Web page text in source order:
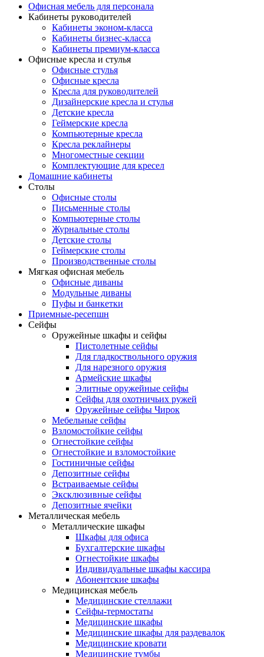
Офисная мебель для персонала
Кабинеты руководителей
Кабинеты эконом-класса
Кабинеты бизнес-класса
Кабинеты премиум-класса
Офисные кресла и стулья
Офисные стулья
Офисные кресла
Кресла для руководителей
Дизайнерские кресла и стулья
Детские кресла
Геймерские кресла
Компьютерные кресла
Кресла реклайнеры
Многоместные секции
Комплектующие для кресел
Домашние кабинеты
Столы
Офисные столы
Письменные столы
Компьютерные столы
Журнальные столы
Детские столы
Геймерские столы
Производственные столы
Мягкая офисная мебель
Офисные диваны
Модульные диваны
Пуфы и банкетки
Приемные-ресепшн
Сейфы
Оружейные шкафы и сейфы
Пистолетные сейфы
Для гладкоствольного оружия
Для нарезного оружия
Армейские шкафы
Элитные оружейные сейфы
Сейфы для охотничьих ружей
Оружейные сейфы Чирок
Мебельные сейфы
Взломостойкие сейфы
Огнестойкие сейфы
Огнестойкие и взломостойкие
Гостиничные сейфы
Депозитные сейфы
Встраиваемые сейфы
Эксклюзивные сейфы
Депозитные ячейки
Металлическая мебель
Металлические шкафы
Шкафы для офиса
Бухгалтерские шкафы
Огнестойкие шкафы
Индивидуальные шкафы кассира
Абонентские шкафы
Медицинская мебель
Медицинские стеллажи
Сейфы-термостаты
Медицинские шкафы
Медицинские шкафы для раздевалок
Медицинские кровати
Медицинские тумбы